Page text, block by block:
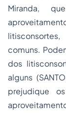
Miranda,
comuns.
dos
alguns
prejudique